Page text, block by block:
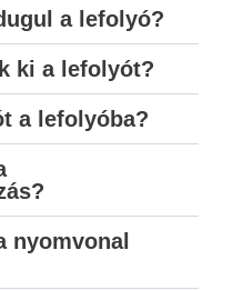
a lefolyó?
ki a lefolyót?
a lefolyóba?
nyomvonal